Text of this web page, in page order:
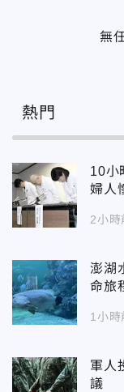
無
熱門
10小
婦人
2小時
澎湖
命旅
1小時
軍人
議